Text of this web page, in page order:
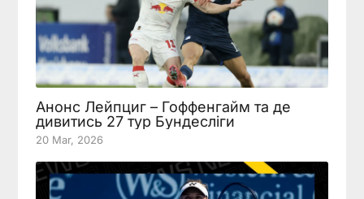
Анонс Лейпциг – Гоффенгайм та де
дивитись 27 тур Бундесліги
20 Mar, 2026